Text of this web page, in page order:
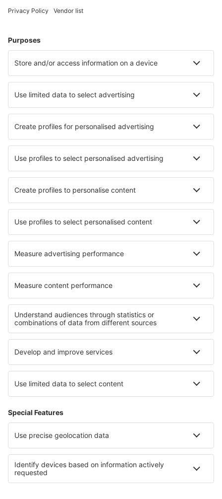
Hoteluri în Statele Unite ale Americii - Orașe populare
Hoteluri în Panama City Beach
Hoteluri în Sevierville Hoteluri în Sunriver
Hoteluri în Elkton Hoteluri în Blue Eye
Hoteluri în Fraser Hoteluri în Tampa
Cele mai bune hoteluri - orașe
Hoteluri în Aley Hoteluri în Dobriach
Hoteluri în Oscadnica Hoteluri în Sura Mica
Hoteluri în Samois-sur-Seine Hoteluri în Pianfei
Hoteluri în Mirtéai Hoteluri în Brion
Cele mai bune hoteluri - regiuni
Hoteluri în Valea Morții Hoteluri in Denali National Park
Hoteluri in Great Sand Dunes National Park
Hoteluri in Finger Lakes Hoteluri in Alaska
Hoteluri în Midi-Pyrenees
Hoteluri în Emiratele Arabe Unite Hoteluri în Jersey